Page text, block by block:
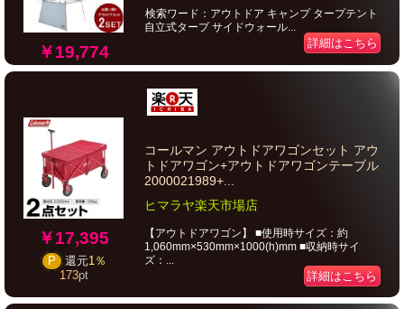
￥19,774
検索ワード：アウトドア キャンプ タープテント
自立式タープ サイドウォール...
詳細はこちら
￥17,395
P 還元1％
173pt
コールマン アウトドアワゴンセット アウ
トドアワゴン+アウトドアワゴンテーブル
2000021989+...
ヒマラヤ楽天市場店
【アウトドアワゴン】 ■使用時サイズ：約
1,060mm×530mm×1000(h)mm ■収納時サイ
ズ：...
詳細はこちら